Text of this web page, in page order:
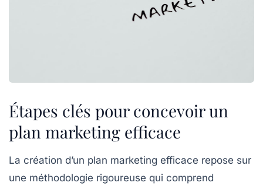
Étapes clés pour concevoir un
plan marketing efficace
La création d’un plan marketing efficace repose sur
une méthodologie rigoureuse qui comprend